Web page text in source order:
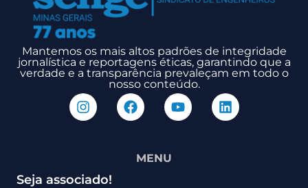
Mantemos os mais altos padrões de integridade
jornalística e reportagens éticas, garantindo que a
verdade e a transparência prevaleçam em todo o
nosso conteúdo.
MENU
Seja associado!